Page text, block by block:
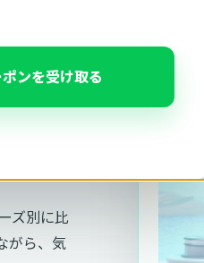
ンを受け取る
ズ別に比
がら、気